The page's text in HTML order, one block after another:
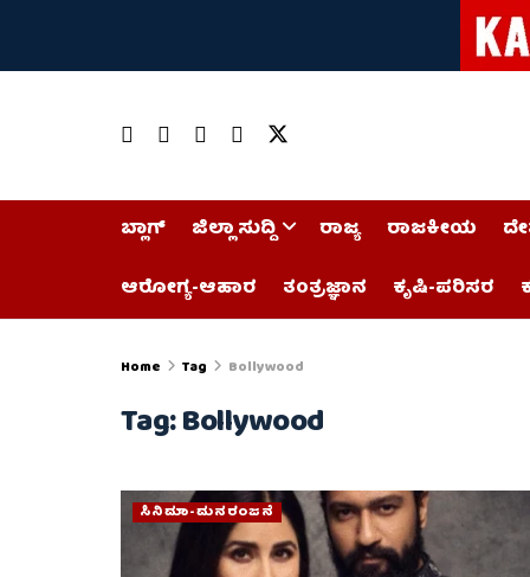
ಬ್ಲಾಗ್ ಜಿಲ್ಲಾ ಸುದ್ದಿ ರಾಜ್ಯ ರಾಜಕೀಯ
ಆರೋಗ್ಯ-ಆಹಾರ
ತಂತ್ರಜ್ಞಾನ ಕೃಷಿ-ಪರಿಸರ
Home Tag Bollywood
Tag:Bollywood
ಸಿನಿಮಾ-ಮನರಂಜನೆ